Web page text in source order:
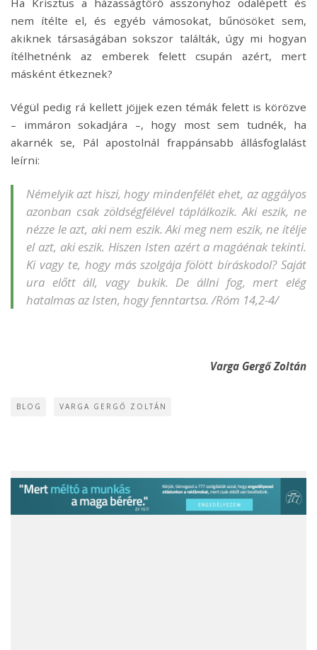
Ha Krisztus a házasságtörő asszonyhoz odalépett és
nem ítélte el, és egyéb vámosokat, bűnösöket sem,
akiknek társaságában sokszor találták, úgy mi hogyan
ítélhetnénk az emberek felett csupán azért, mert
másként étkeznek?
Végül pedig rá kellett jöjjek ezen témák felett is körözve
– immáron sokadjára –, hogy most sem tudnék, ha
akarnék se, Pál apostolnál frappánsabb állásfoglalást
leírni:
Némelyik azt hiszi, hogy mindenfélét ehet, az aggályos
azonban csak zöldségfélével táplálkozik. Aki eszik, ne
nézze le azt, aki nem eszik. Aki meg nem eszik, ne ítélje
el azt, aki eszik. Hiszen Isten azért a magáénak tekinti.
Ki vagy te, hogy más szolgája fölött bíráskodol? Saját
ura előtt áll, vagy bukik. De állni fog, mert elég
hatalmas az Isten, hogy fenntartsa. /Róm 14,2-4/
Varga Gergő Zoltán
BLOG VARGA GERGŐ ZOLTÁN